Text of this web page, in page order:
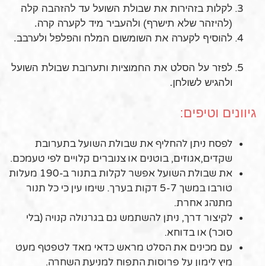
לקלות בזהירות את שבולת השועל עד להזהבה קלה
(להיזהר שלא תישרף) ולהעביר מיד לקערה קרה.
להוסיף לקערה את השומשום המלח והפלפל ולערבב.
לפזר על הסלט את החמוציות ותערובת שבולת השועל
ולהגיש לשולחן.
גיוונים וטיפים:
לפסח ניתן להחליף את שבולת השועל בתערובת
שקדים,אגוזים, בוטנים או צנוברים קלויים לפי טעמכם.
את שבולת השועל אפשר לקלות בתנור ב-190 מעלות
טורבו במשך 5-7 דקות בערך. שימו עין כי כל תנור
מתנהג אחרת.
לקיצור דרך, ניתן להשתמש גם בגרנולה קנויה (בלי
סוכר) או בדוחא.
עם מכינים את הסלט מראש כדאי מאד לטפטף מעט
מיץ לימון על פרוסות התפוח למניעת השחרה.